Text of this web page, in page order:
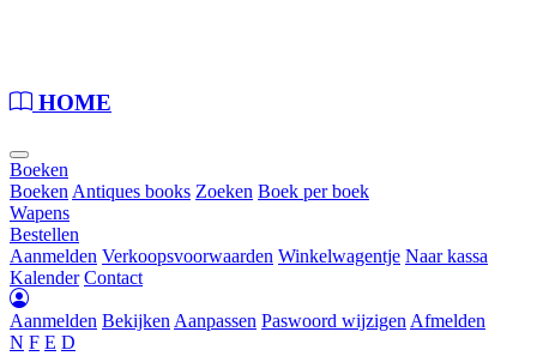
HOME
Boeken
BoekenAntiques books Zoeken Boek per boek
Wapens
Bestellen
Aanmelden Verkoopsvoorwaarden Winkelwagentje Naar kassa
Kalender Contact
Aanmelden BekijkenAanpassen Paswoord wijzigenAfmelden
N F E D